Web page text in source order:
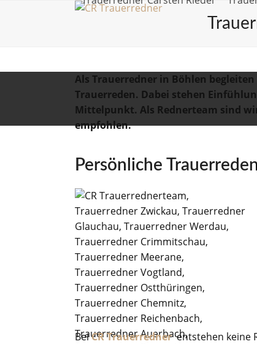
Als Trauerredner in Böhlen
Trauerreden. Dabei stehen
Mittelpunkt. Als Rednerteam sind
empfohlen.
Persönliche
BeiCR Trauerrednerentstehen keine